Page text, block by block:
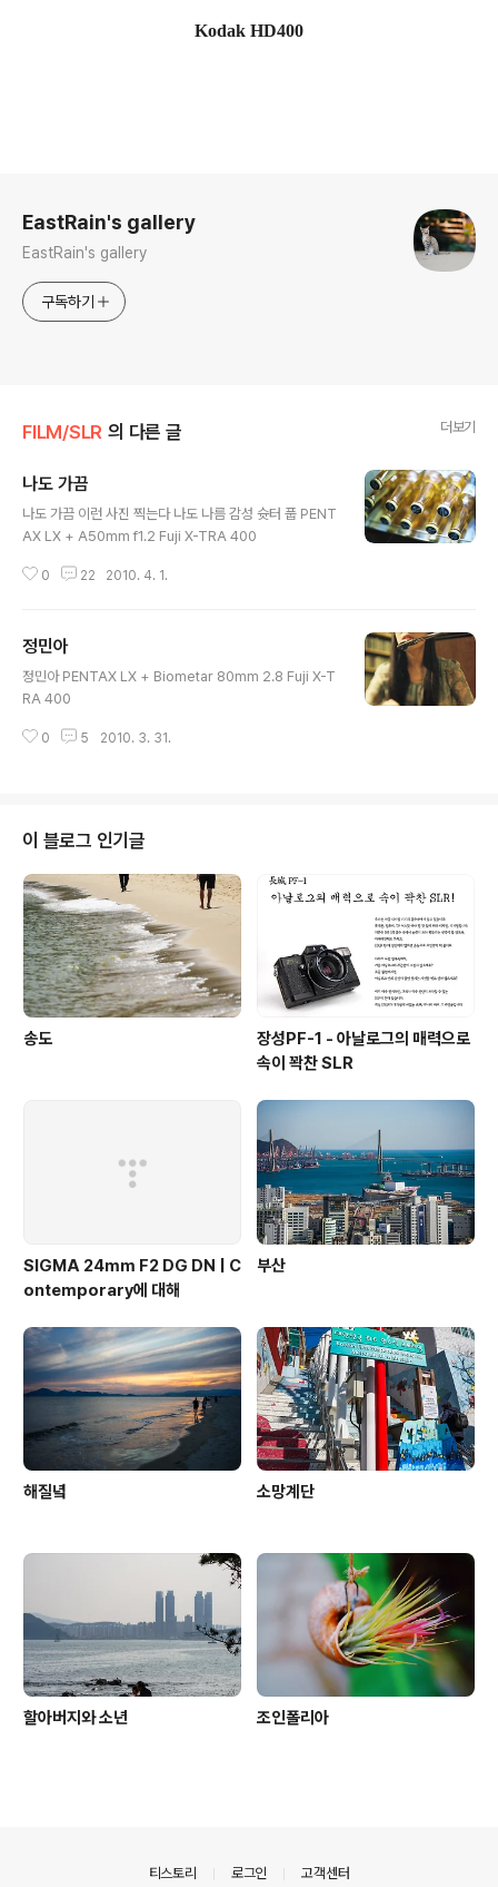
Kodak HD400
EastRain's gallery
EastRain's gallery
구독하기
FILM/SLR 의 다른 글 더보기
나도 가끔
나도 가끔 이런 사진 찍는다 나도 나름 감성 슛터 풉 PENT
AX LX + A50mm f1.2 Fuji X-TRA 400
0 22 2010. 4. 1.
정민아
정민아 PENTAX LX + Biometar 80mm 2.8 Fuji X-T
RA 400
0 5 2010. 3. 31.
이 블로그 인기글
송도
장성PF-1 - 아날로그의 매력으로
속이 꽉찬 SLR
SIGMA 24mm F2 DG DN | C
ontemporary에 대해
부산
해질녘 소망계단
할아버지와 소년 조인폴리아
티스토리 로그인 고객센터